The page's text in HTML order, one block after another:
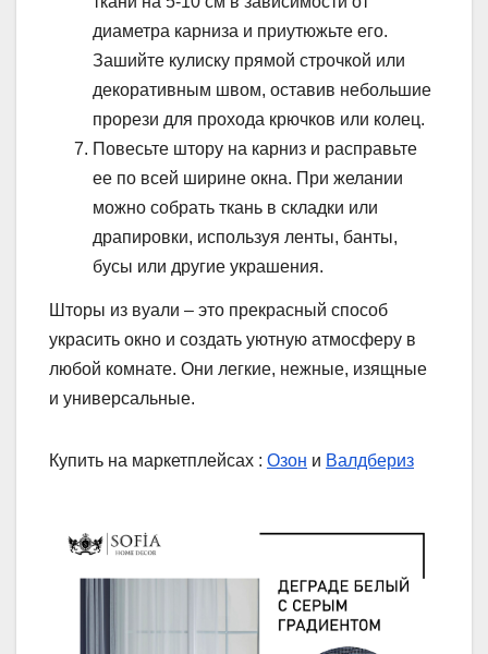
диаметра карниза и приутюжьте его.
Зашийте кулиску прямой строчкой или
декоративным швом, оставив небольшие
прорези для прохода крючков или колец.
Повесьте штору на карниз и расправьте
ее по всей ширине окна. При желании
можно собрать ткань в складки или
драпировки, используя ленты, банты,
бусы или другие украшения.
Шторы из вуали – это прекрасный способ
украсить окно и создать уютную атмосферу в
любой комнате. Они легкие, нежные, изящные
и универсальные.
Купить на маркетплейсах : Озон и Валдбериз